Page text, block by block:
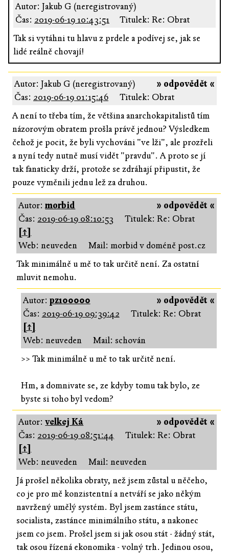
Autor: Jakub G (neregistrovaný)
Čas: 2019-06-19 10:43:51
Titulek: Re: Obrat
Tak si vytáhni tu hlavu z prdele a podívej se, jak se
lidé reálně chovají!
» odpovědět «
Autor: Jakub G (neregistrovaný)
Čas: 2019-06-19 01:15:46
Titulek: Obrat
A není to třeba tím, že většina anarchokapitalistů tím
názorovým obratem prošla právě jednou? Výsledkem
čehož je pocit, že byli vychováni "ve lži", ale prozřeli
a nyní tedy nutně musí vidět "pravdu". A proto se jí
tak fanaticky drží, protože se zdráhají připustit, že
pouze vyměnili jednu lež za druhou.
» odpovědět «
Autor:morbid
Čas: 2019-06-19 08:10:53
Titulek: Re: Obrat
[↑]
Web: neuveden
Mail: morbid v doméně post.cz
Tak minimálně u mě to tak určitě není. Za ostatní
mluvit nemohu.
» odpovědět «
Autor: pz100000
Čas: 2019-06-19 09:39:42
Titulek: Re: Obrat
[↑]
Web: neuveden
Mail: schován
>> Tak minimálně u mě to tak určitě není.
Hm, a domnivate se, ze kdyby tomu tak bylo, ze
byste si toho byl vedom?
» odpovědět «
Autor:velkej Ká
Čas: 2019-06-19 08:51:44
Titulek: Re: Obrat
[↑]
Web: neuveden
Mail: neuveden
Já prošel několika obraty, než jsem zůstal u něčeho,
co je pro mě konzistentní a netváří se jako někým
navržený umělý systém. Byl jsem zastánce státu,
socialista, zastánce minimálního státu, a nakonec
jsem co jsem. Prošel jsem si jak osou stát - žádný stát,
tak osou řízená ekonomika - volný trh. Jedinou osou,